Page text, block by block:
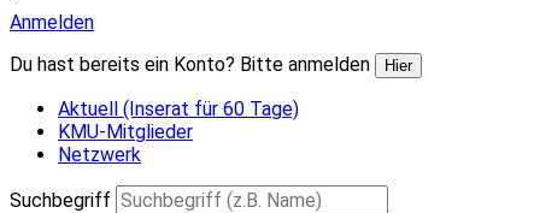
Anmelden
Du hast bereits ein Konto? Bitte anmelden
Hier
Aktuell (Inserat für 60 Tage)
KMU-Mitglieder
Netzwerk
Suchbegriff